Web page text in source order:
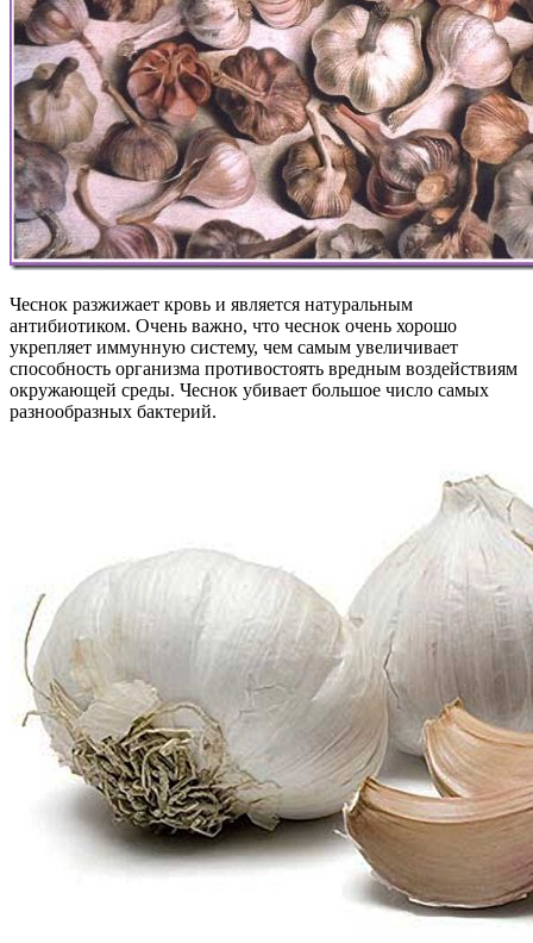
Чеснок разжижает кровь и является натуральным
антибиотиком. Очень важно, что чеснок очень хорошо
укрепляет иммунную систему, чем самым увеличивает
способность организма противостоять вредным воздействиям
окружающей среды. Чеснок убивает большое число самых
разнообразных бактерий.